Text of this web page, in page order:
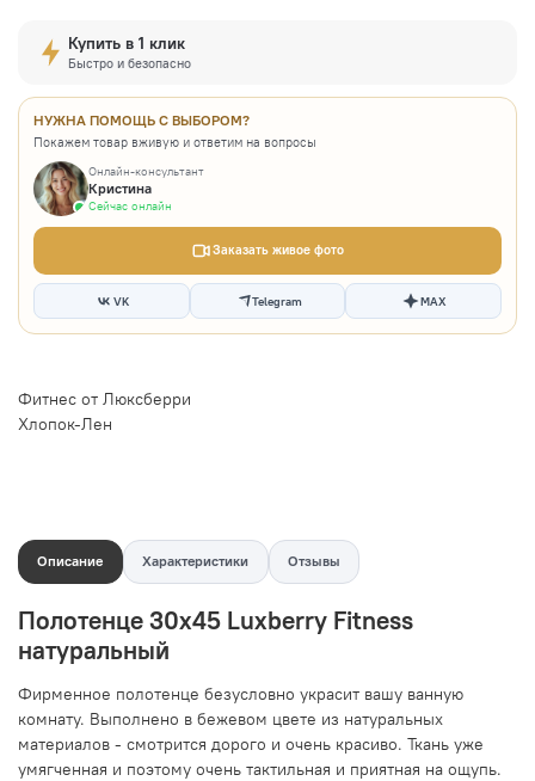
Купить в 1 клик
Быстро и безопасно
НУЖНА ПОМОЩЬ С ВЫБОРОМ?
Покажем товар вживую и ответим на вопросы
Онлайн-консультант
Кристина
Сейчас онлайн
Заказать живое фото
VK Telegram MAX
Фитнес от Люксберри
Хлопок-Лен
Описание Характеристики Отзывы
Полотенце 30x45 Luxberry Fitness
натуральный
Фирменное полотенце безусловно украсит вашу ванную
комнату. Выполнено в бежевом цвете из натуральных
материалов - смотрится дорого и очень красиво. Ткань уже
умягченная и поэтому очень тактильная и приятная на ощупь.